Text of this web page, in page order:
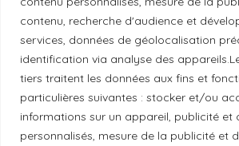
contenu, recherche d'audience et
services, données de géolocalisation
identification via analyse des
tiers traitent les données aux fins et
particulières suivantes : stocker et/ou
informations sur un appareil, publicité et
personnalisés, mesure de la publicité et
Reconnaissance du territoire
Local Market, marque portée par la
Chats Gourmets Ltd. tient à
installations, situées au 511 Lacolle